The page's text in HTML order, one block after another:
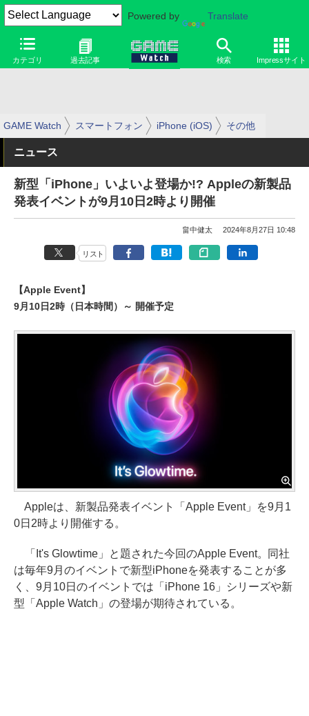
Powered by Translate
カテゴリ 過去記事 検索 Impressサイト
GAME Watch スマートフォン iPhone (iOS) その他
ニュース
新型「iPhone」いよいよ登場か!? Appleの新製品
発表イベントが9月10日2時より開催
畠中健太 2024年8月27日 10:48
リスト
【Apple Event】
9月10日2時（日本時間）～ 開催予定
Appleは、新製品発表イベント「Apple Event」を9月1
0日2時より開催する。
「It's Glowtime」と題された今回のApple Event。同社
は毎年9月のイベントで新型iPhoneを発表することが多
く、9月10日のイベントでは「iPhone 16」シリーズや新
型「Apple Watch」の登場が期待されている。